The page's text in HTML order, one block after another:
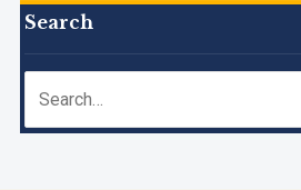
Search